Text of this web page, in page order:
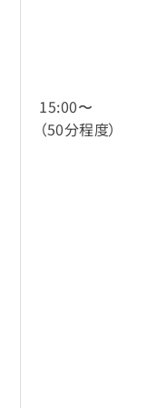
15:00〜
（50分程度）